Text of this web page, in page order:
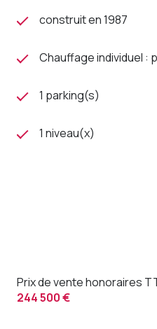
construit en 1987
Chauffage individuel :
1 parking(s)
1 niveau(x)
Prix de vente honoraires
244 500 €